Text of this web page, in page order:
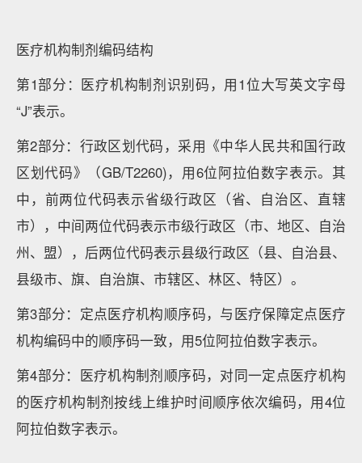
医疗机构制剂编码结构
第1部分：医疗机构制剂识别码，用1位大写英文字母
“J”表示。
第2部分：行政区划代码，采用《中华人民共和国行政
区划代码》（GB/T2260)，用6位阿拉伯数字表示。其
中，前两位代码表示省级行政区（省、自治区、直辖
市），中间两位代码表示市级行政区（市、地区、自治
州、盟），后两位代码表示县级行政区（县、自治县、
县级市、旗、自治旗、市辖区、林区、特区）。
第3部分：定点医疗机构顺序码，与医疗保障定点医疗
机构编码中的顺序码一致，用5位阿拉伯数字表示。
第4部分：医疗机构制剂顺序码，对同一定点医疗机构
的医疗机构制剂按线上维护时间顺序依次编码，用4位
阿拉伯数字表示。